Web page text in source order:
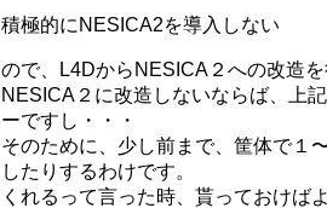
積極的にNESICA2を導入しない
ので、L4DからNESICA２への改造
NESICA２に改造しないならば、上
ーですし・・・
そのために、少し前まで、筐体で１
したりするわけです。
くれるって言った時、貰っておけば